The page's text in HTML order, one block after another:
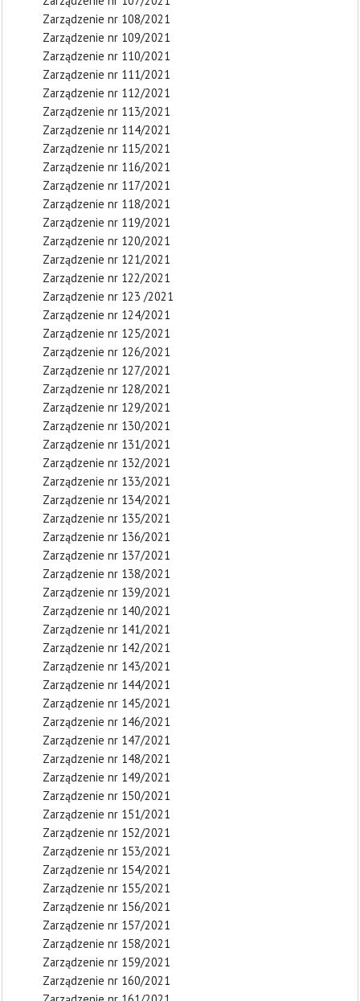
Zarządzenie nr 108/2021
Zarządzenie nr 109/2021
Zarządzenie nr 110/2021
Zarządzenie nr 111/2021
Zarządzenie nr 112/2021
Zarządzenie nr 113/2021
Zarządzenie nr 114/2021
Zarządzenie nr 115/2021
Zarządzenie nr 116/2021
Zarządzenie nr 117/2021
Zarządzenie nr 118/2021
Zarządzenie nr 119/2021
Zarządzenie nr 120/2021
Zarządzenie nr 121/2021
Zarządzenie nr 122/2021
Zarządzenie nr 123 /2021
Zarządzenie nr 124/2021
Zarządzenie nr 125/2021
Zarządzenie nr 126/2021
Zarządzenie nr 127/2021
Zarządzenie nr 128/2021
Zarządzenie nr 129/2021
Zarządzenie nr 130/2021
Zarządzenie nr 131/2021
Zarządzenie nr 132/2021
Zarządzenie nr 133/2021
Zarządzenie nr 134/2021
Zarządzenie nr 135/2021
Zarządzenie nr 136/2021
Zarządzenie nr 137/2021
Zarządzenie nr 138/2021
Zarządzenie nr 139/2021
Zarządzenie nr 140/2021
Zarządzenie nr 141/2021
Zarządzenie nr 142/2021
Zarządzenie nr 143/2021
Zarządzenie nr 144/2021
Zarządzenie nr 145/2021
Zarządzenie nr 146/2021
Zarządzenie nr 147/2021
Zarządzenie nr 148/2021
Zarządzenie nr 149/2021
Zarządzenie nr 150/2021
Zarządzenie nr 151/2021
Zarządzenie nr 152/2021
Zarządzenie nr 153/2021
Zarządzenie nr 154/2021
Zarządzenie nr 155/2021
Zarządzenie nr 156/2021
Zarządzenie nr 157/2021
Zarządzenie nr 158/2021
Zarządzenie nr 159/2021
Zarządzenie nr 160/2021